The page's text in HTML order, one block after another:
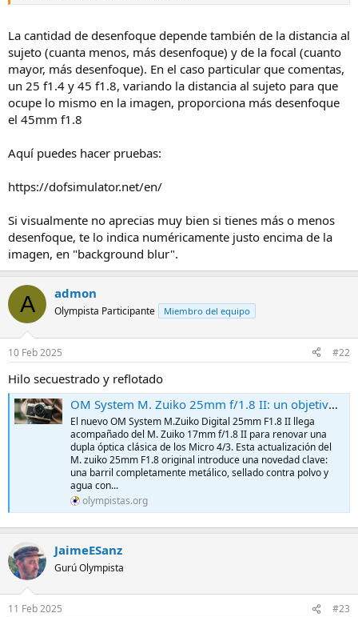
La cantidad de desenfoque depende también de la distancia al
sujeto (cuanta menos, más desenfoque) y de la focal (cuanto
mayor, más desenfoque). En el caso particular que comentas,
un 25 f1.4 y 45 f1.8, variando la distancia al sujeto para que
ocupe lo mismo en la imagen, proporciona más desenfoque
el 45mm f1.8
Aquí puedes hacer pruebas:
https://dofsimulator.net/en/
Si visualmente no aprecias muy bien si tienes más o menos
desenfoque, te lo indica numéricamente justo encima de la
imagen, en "background blur".
A admon
Olympista Participante Miembro del equipo
10 Feb 2025 #22
Hilo secuestrado y reflotado
OM System M. Zuiko 25mm f/1.8 II: un objetivo estándar diminuto con construcción metálica y sellada - Olympistas
El nuevo OM System M.Zuiko Digital 25mm F1.8 II llega
acompañado del M. Zuiko 17mm f/1.8 II para renovar una
dupla óptica clásica de los Micro 4/3. Esta actualización del
M. zuiko 25mm F1.8 original introduce una novedad clave:
una barril completamente metálico, sellado contra polvo y
agua con...
olympistas.org
JaimeESanz
Gurú Olympista
11 Feb 2025 #23